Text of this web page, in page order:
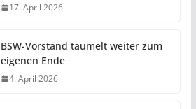
17. April 2026
BSW-Vorstand taumelt weiter zum
eigenen Ende
4. April 2026